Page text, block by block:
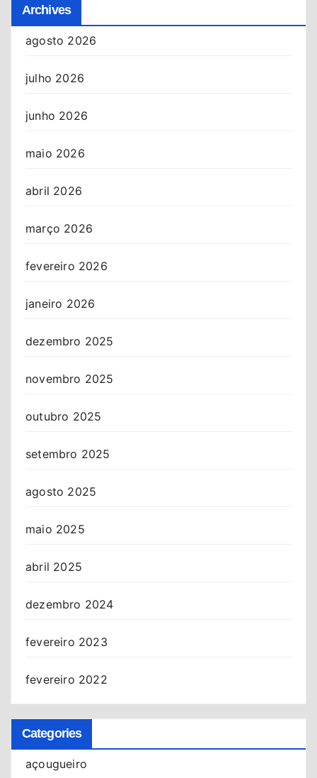
Archives
agosto 2026
julho 2026
junho 2026
maio 2026
abril 2026
março 2026
fevereiro 2026
janeiro 2026
dezembro 2025
novembro 2025
outubro 2025
setembro 2025
agosto 2025
maio 2025
abril 2025
dezembro 2024
fevereiro 2023
fevereiro 2022
Categories
açougueiro